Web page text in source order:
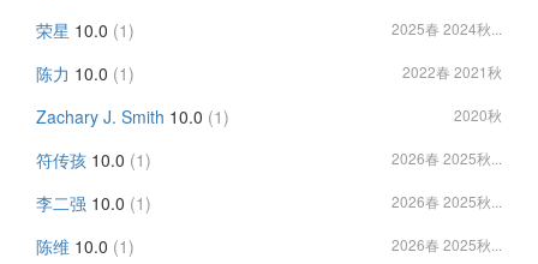
荣星 10.0 (1) 2025春 2024秋...
陈力 10.0 (1) 2022春 2021秋
Zachary J. Smith 10.0 (1) 2020秋
符传孩 10.0 (1) 2026春 2025秋...
李二强 10.0 (1) 2026春 2025秋...
陈维 10.0 (1) 2026春 2025秋...